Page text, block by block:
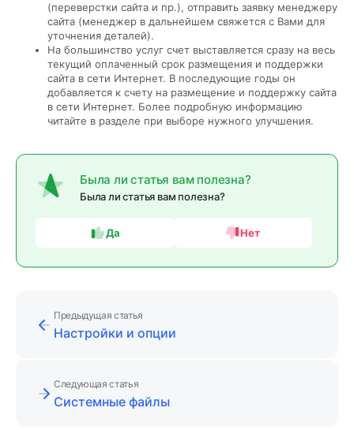
(переверстки сайта и пр.), отправить заявку менеджеру
сайта (менеджер в дальнейшем свяжется с Вами для
уточнения деталей).
На большинство услуг счет выставляется сразу на весь
текущий оплаченный срок размещения и поддержки
сайта в сети Интернет. В последующие годы он
добавляется к счету на размещение и поддержку сайта
в сети Интернет. Более подробную информацию
читайте в разделе при выборе нужного улучшения.
Была ли статья вам полезна?
Была ли статья вам полезна?
Да Нет
Предыдущая статья
Настройки и опции
Следующая статья
Системные файлы